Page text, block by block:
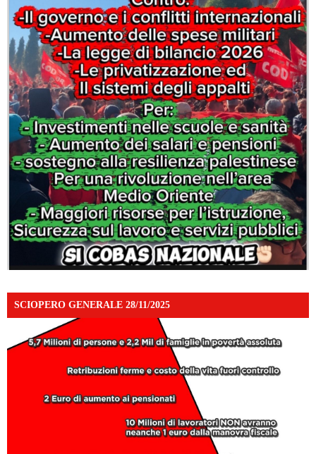
SCIOPERO GENERALE 28/11/2025